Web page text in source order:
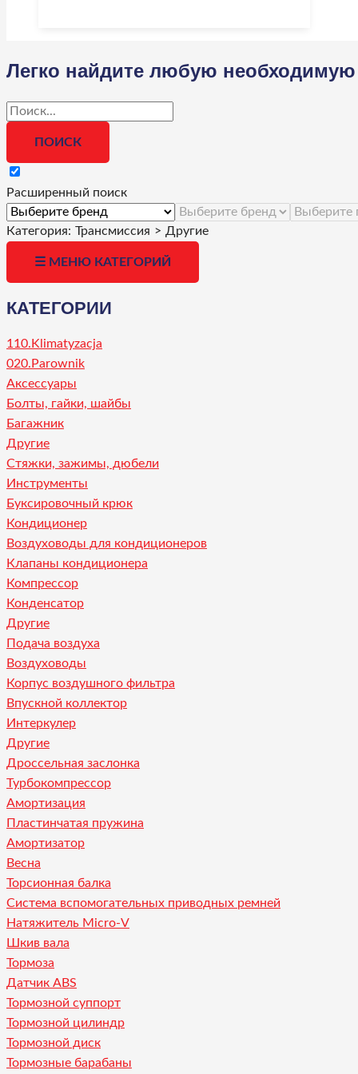
Легко найдите любую необходимую
Расширенный поиск
Категория: Трансмиссия > Другие
☰ МЕНЮ КАТЕГОРИЙ
КАТЕГОРИИ
110.Klimatyzacja
020.Parownik
Аксессуары
Болты, гайки, шайбы
Багажник
Другие
Стяжки, зажимы, дюбели
Инструменты
Буксировочный крюк
Кондиционер
Воздуховоды для кондиционеров
Клапаны кондиционера
Компрессор
Конденсатор
Другие
Подача воздуха
Воздуховоды
Корпус воздушного фильтра
Впускной коллектор
Интеркулер
Другие
Дроссельная заслонка
Турбокомпрессор
Амортизация
Пластинчатая пружина
Амортизатор
Весна
Торсионная балка
Система вспомогательных приводных ремней
Натяжитель Micro-V
Шкив вала
Тормоза
Датчик ABS
Тормозной суппорт
Тормозной цилиндр
Тормозной диск
Тормозные барабаны